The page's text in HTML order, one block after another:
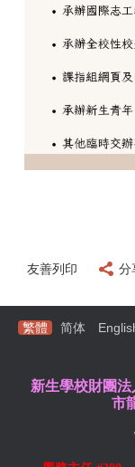
友善列印 分
繁體 简体
新生學校財團
市